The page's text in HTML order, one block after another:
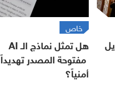
خاص
هل تمثل نماذج الـ AI
مفتوحة المصدر تهديداً
أمنياً؟